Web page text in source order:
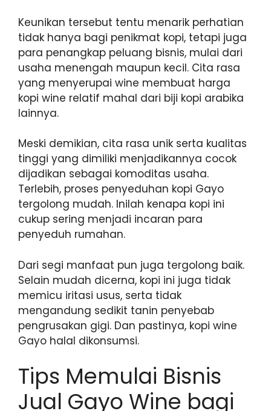
Keunikan tersebut tentu menarik perhatian
tidak hanya bagi penikmat kopi, tetapi juga
para penangkap peluang bisnis, mulai dari
usaha menengah maupun kecil. Cita rasa
yang menyerupai wine membuat harga
kopi wine relatif mahal dari biji kopi arabika
lainnya.
Meski demikian, cita rasa unik serta kualitas
tinggi yang dimiliki menjadikannya cocok
dijadikan sebagai komoditas usaha.
Terlebih, proses penyeduhan kopi Gayo
tergolong mudah. Inilah kenapa kopi ini
cukup sering menjadi incaran para
penyeduh rumahan.
Dari segi manfaat pun juga tergolong baik.
Selain mudah dicerna, kopi ini juga tidak
memicu iritasi usus, serta tidak
mengandung sedikit tanin penyebab
pengrusakan gigi. Dan pastinya, kopi wine
Gayo halal dikonsumsi.
Tips Memulai Bisnis
Jual Gayo Wine bagi